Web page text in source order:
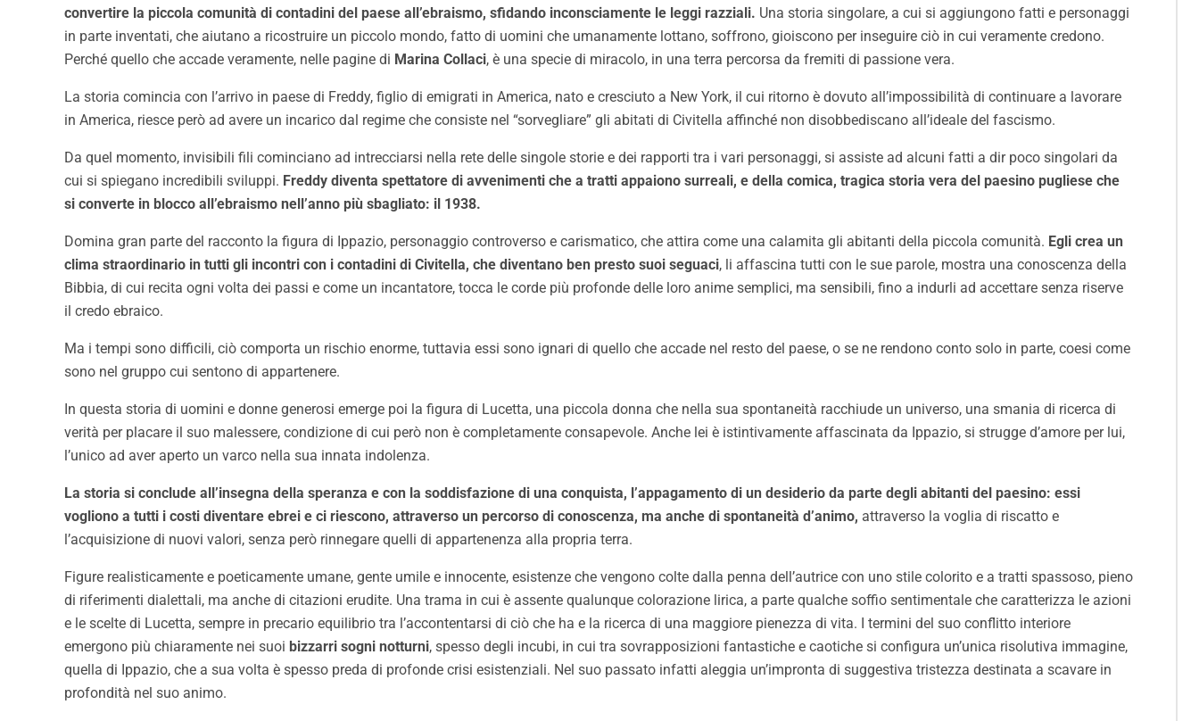
convertire la piccola comunità di contadini del paese all’ebraismo, sfidando inconsciamente le leggi razziali. Una storia singolare, a cui si aggiungono fatti e personaggi
in parte inventati, che aiutano a ricostruire un piccolo mondo, fatto di uomini che umanamente lottano, soffrono, gioiscono per inseguire ciò in cui veramente credono.
Perché quello che accade veramente, nelle pagine di Marina Collaci, è una specie di miracolo, in una terra percorsa da fremiti di passione vera.
La storia comincia con l’arrivo in paese di Freddy, figlio di emigrati in America, nato e cresciuto a New York, il cui ritorno è dovuto all’impossibilità di continuare a lavorare
in America, riesce però ad avere un incarico dal regime che consiste nel “sorvegliare” gli abitati di Civitella affinché non disobbediscano all’ideale del fascismo.
Da quel momento, invisibili fili cominciano ad intrecciarsi nella rete delle singole storie e dei rapporti tra i vari personaggi, si assiste ad alcuni fatti a dir poco singolari da
cui si spiegano incredibili sviluppi. Freddy diventa spettatore di avvenimenti che a tratti appaiono surreali, e della comica, tragica storia vera del paesino pugliese che
si converte in blocco all’ebraismo nell’anno più sbagliato: il 1938.
Domina gran parte del racconto la figura di Ippazio, personaggio controverso e carismatico, che attira come una calamita gli abitanti della piccola comunità. Egli crea un
clima straordinario in tutti gli incontri con i contadini di Civitella, che diventano ben presto suoi seguaci, li affascina tutti con le sue parole, mostra una conoscenza della
Bibbia, di cui recita ogni volta dei passi e come un incantatore, tocca le corde più profonde delle loro anime semplici, ma sensibili, fino a indurli ad accettare senza riserve
il credo ebraico.
Ma i tempi sono difficili, ciò comporta un rischio enorme, tuttavia essi sono ignari di quello che accade nel resto del paese, o se ne rendono conto solo in parte, coesi come
sono nel gruppo cui sentono di appartenere.
In questa storia di uomini e donne generosi emerge poi la figura di Lucetta, una piccola donna che nella sua spontaneità racchiude un universo, una smania di ricerca di
verità per placare il suo malessere, condizione di cui però non è completamente consapevole. Anche lei è istintivamente affascinata da Ippazio, si strugge d’amore per lui,
l’unico ad aver aperto un varco nella sua innata indolenza.
La storia si conclude all’insegna della speranza e con la soddisfazione di una conquista, l’appagamento di un desiderio da parte degli abitanti del paesino: essi
vogliono a tutti i costi diventare ebrei e ci riescono, attraverso un percorso di conoscenza, ma anche di spontaneità d’animo, attraverso la voglia di riscatto e
l’acquisizione di nuovi valori, senza però rinnegare quelli di appartenenza alla propria terra.
Figure realisticamente e poeticamente umane, gente umile e innocente, esistenze che vengono colte dalla penna dell’autrice con uno stile colorito e a tratti spassoso, pieno
di riferimenti dialettali, ma anche di citazioni erudite. Una trama in cui è assente qualunque colorazione lirica, a parte qualche soffio sentimentale che caratterizza le azioni
e le scelte di Lucetta, sempre in precario equilibrio tra l’accontentarsi di ciò che ha e la ricerca di una maggiore pienezza di vita. I termini del suo conflitto interiore
emergono più chiaramente nei suoi bizzarri sogni notturni, spesso degli incubi, in cui tra sovrapposizioni fantastiche e caotiche si configura un’unica risolutiva immagine,
quella di Ippazio, che a sua volta è spesso preda di profonde crisi esistenziali. Nel suo passato infatti aleggia un’impronta di suggestiva tristezza destinata a scavare in
profondità nel suo animo.